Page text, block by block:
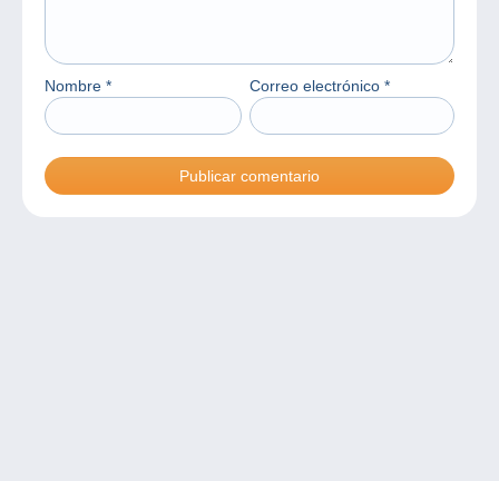
Nombre * Correo electrónico *